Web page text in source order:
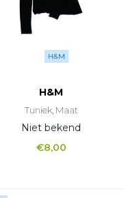
H&M
H&M
Tuniek, Maat
Niet bekend
€8,00